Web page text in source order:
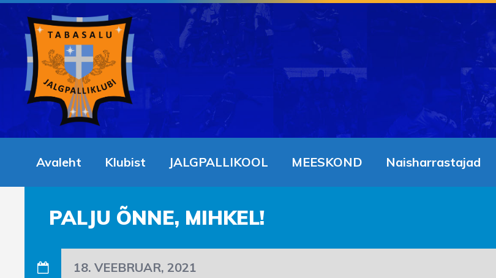
Avaleht Klubist JALGPALLIKOOL MEESKOND Naisharrastajad
PALJU ÕNNE, MIHKEL!
18. VEEBRUAR, 2021